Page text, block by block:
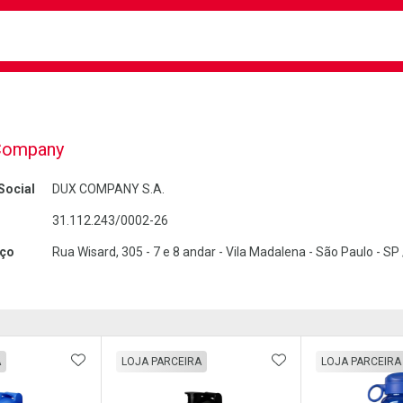
DUX COMPANY S.A.
31.112.243/0002-26
Rua Wisard, 305 - 7 e 8 andar - Vila Madalena - São Paulo -
ADICIONAR AOS FAVORITOS
LOJA PARCEIRA ADICIONAR AOS
LOJA PARCEIRA